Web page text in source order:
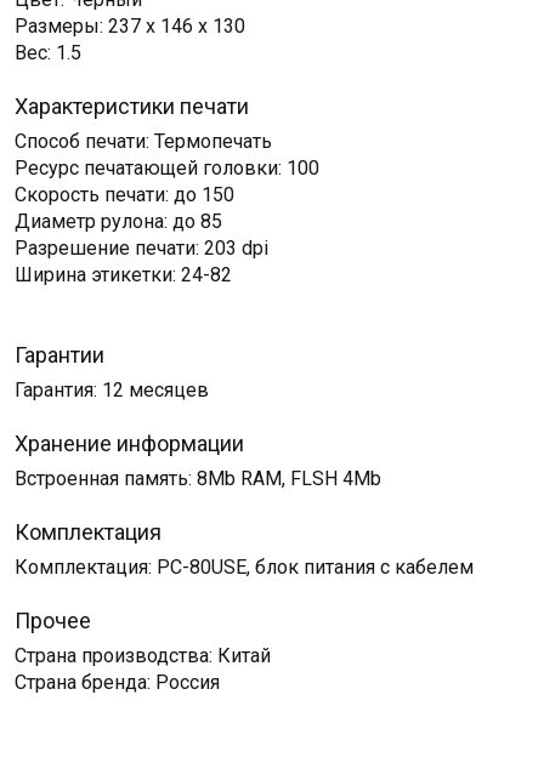
Размеры: 237 x 146 x 130
Вес: 1.5
Характеристики печати
Способ печати: Термопечать
Ресурс печатающей головки: 100
Скорость печати: до 150
Диаметр рулона: до 85
Разрешение печати: 203 dpi
Ширина этикетки: 24-82
Гарантии
Гарантия: 12 месяцев
Хранение информации
Встроенная память: 8Mb RAM, FLSH 4Mb
Комплектация
Комплектация: PC-80USE, блок питания с кабелем
Прочее
Страна производства: Китай
Страна бренда: Россия